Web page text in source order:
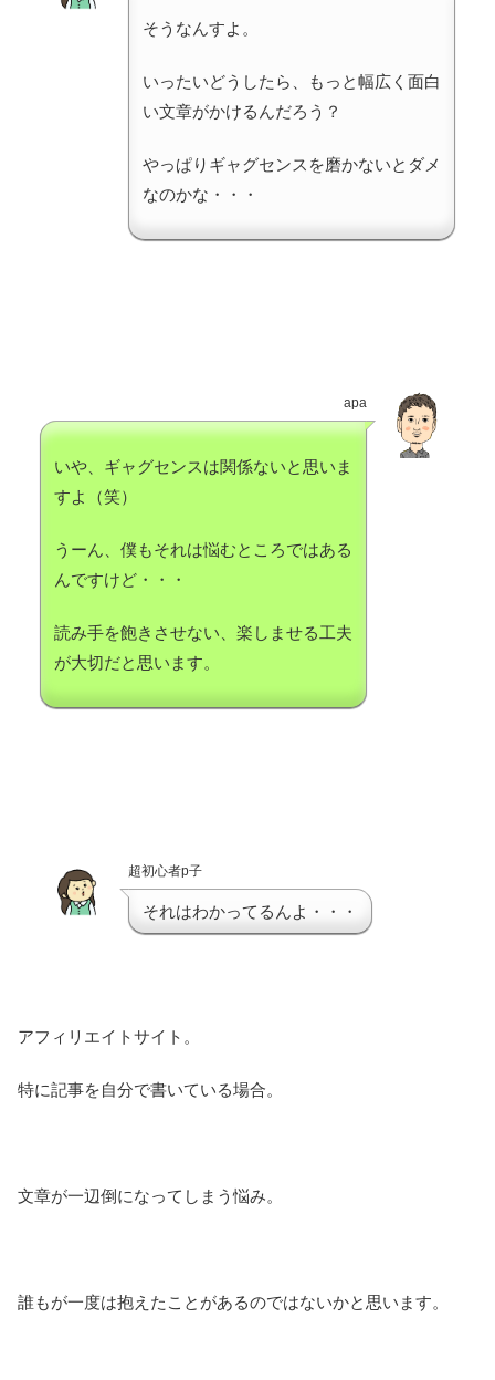
そうなんすよ。
いったいどうしたら、もっと幅広く面白
い文章がかけるんだろう？
やっぱりギャグセンスを磨かないとダメ
なのかな・・・
apa
いや、ギャグセンスは関係ないと思いま
すよ（笑）
うーん、僕もそれは悩むところではある
んですけど・・・
読み手を飽きさせない、楽しませる工夫
が大切だと思います。
超初心者p子
それはわかってるんよ・・・
アフィリエイトサイト。
特に記事を自分で書いている場合。
文章が一辺倒になってしまう悩み。
誰もが一度は抱えたことがあるのではないかと思います。